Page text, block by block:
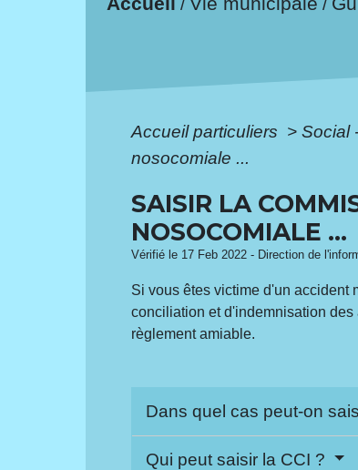
/ /
Accueil particuliers > Social
nosocomiale ...
SAISIR LA
NOSOCOMIALE ...
Vérifié le 17 Feb 2022 - Direction de
Si vous êtes victime d'un accident
conciliation et d'indemnisation
règlement amiable.
Dans quel cas peut-on
Qui peut saisir la CCI ?